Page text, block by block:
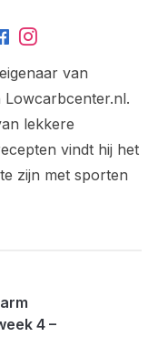
van
lekkere
vindt hij het
zijn met sporten
4 –